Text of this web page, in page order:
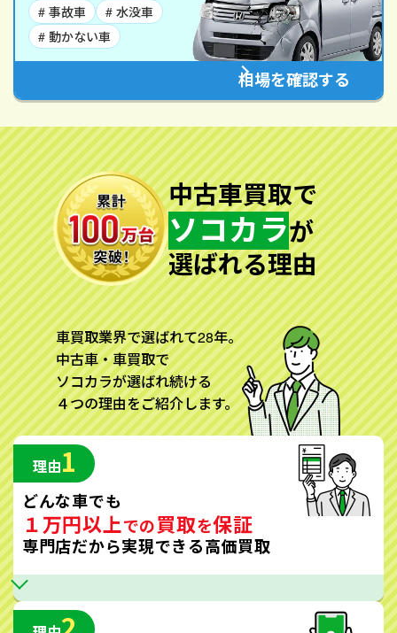
# 事故車
# 水没車
# 動かない車
相場を確認する
中古車買取で
ソコカラが
選ばれる理由
車買取業界で選ばれて28年。
中古車・車買取で
ソコカラが選ばれ続ける
４つの理由をご紹介します。
理由1
どんな車でも
１万円以上での買取を保証
専門店だから実現できる高価買取